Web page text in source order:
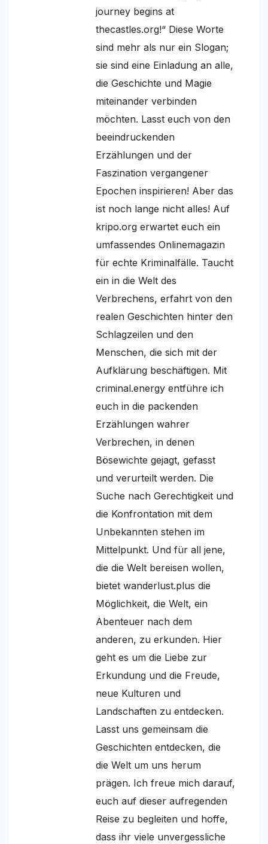
journey begins at
thecastles.org!“ Diese Worte
sind mehr als nur ein Slogan;
sie sind eine Einladung an alle,
die Geschichte und Magie
miteinander verbinden
möchten. Lasst euch von den
beeindruckenden
Erzählungen und der
Faszination vergangener
Epochen inspirieren! Aber das
ist noch lange nicht alles! Auf
kripo.org erwartet euch ein
umfassendes Onlinemagazin
für echte Kriminalfälle. Taucht
ein in die Welt des
Verbrechens, erfahrt von den
realen Geschichten hinter den
Schlagzeilen und den
Menschen, die sich mit der
Aufklärung beschäftigen. Mit
criminal.energy entführe ich
euch in die packenden
Erzählungen wahrer
Verbrechen, in denen
Bösewichte gejagt, gefasst
und verurteilt werden. Die
Suche nach Gerechtigkeit und
die Konfrontation mit dem
Unbekannten stehen im
Mittelpunkt. Und für all jene,
die die Welt bereisen wollen,
bietet wanderlust.plus die
Möglichkeit, die Welt, ein
Abenteuer nach dem
anderen, zu erkunden. Hier
geht es um die Liebe zur
Erkundung und die Freude,
neue Kulturen und
Landschaften zu entdecken.
Lasst uns gemeinsam die
Geschichten entdecken, die
die Welt um uns herum
prägen. Ich freue mich darauf,
euch auf dieser aufregenden
Reise zu begleiten und hoffe,
dass ihr viele unvergessliche